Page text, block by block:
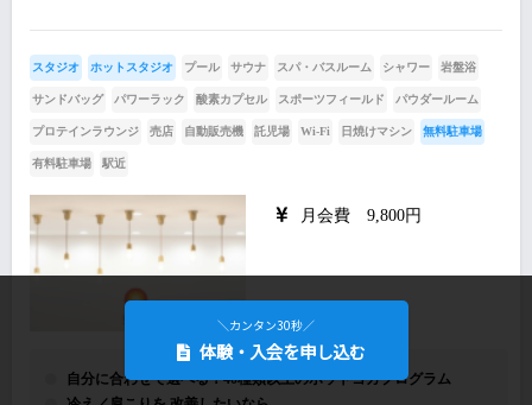
スタジオ ホットスタジオ プール サウナ スパ・バスルーム シャワー 岩盤浴
サンドバッグ パワーラック 酸素カプセル スポーツフィールド パウダールーム
プロテインラウンジ 売店 自動販売機 託児場 Wi-Fi 日焼けマシン 無料駐車場
有料駐車場 駅近
月会費 9,800円
自分に合わせて選べる！40種類以上のホットヨガプログラム
＼カンタン30秒／
体験・入会を申し込む